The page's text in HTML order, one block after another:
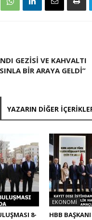
GEZISI VE KAHVALTI
BIR ARAYA GELDI”
YAZARIN DIĞER
8-
EKONOMI
HBB